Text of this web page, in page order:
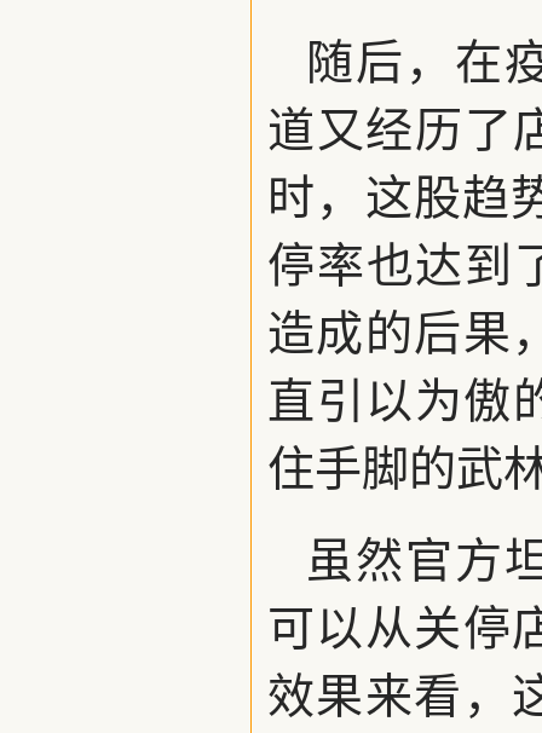
随后，在
道又经历了
时，这股趋
停率也达到
造成的后果
直引以为傲
住手脚的武
虽然官方
可以从关停
效果来看，